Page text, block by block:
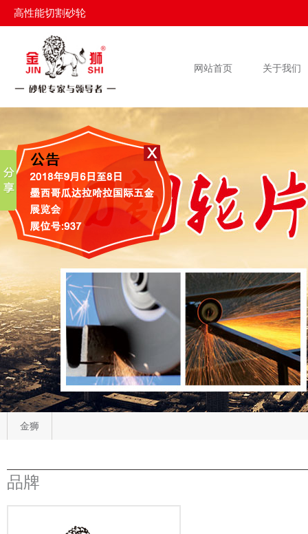
高性能切割砂轮
网站首页 关于我们
金狮
品牌